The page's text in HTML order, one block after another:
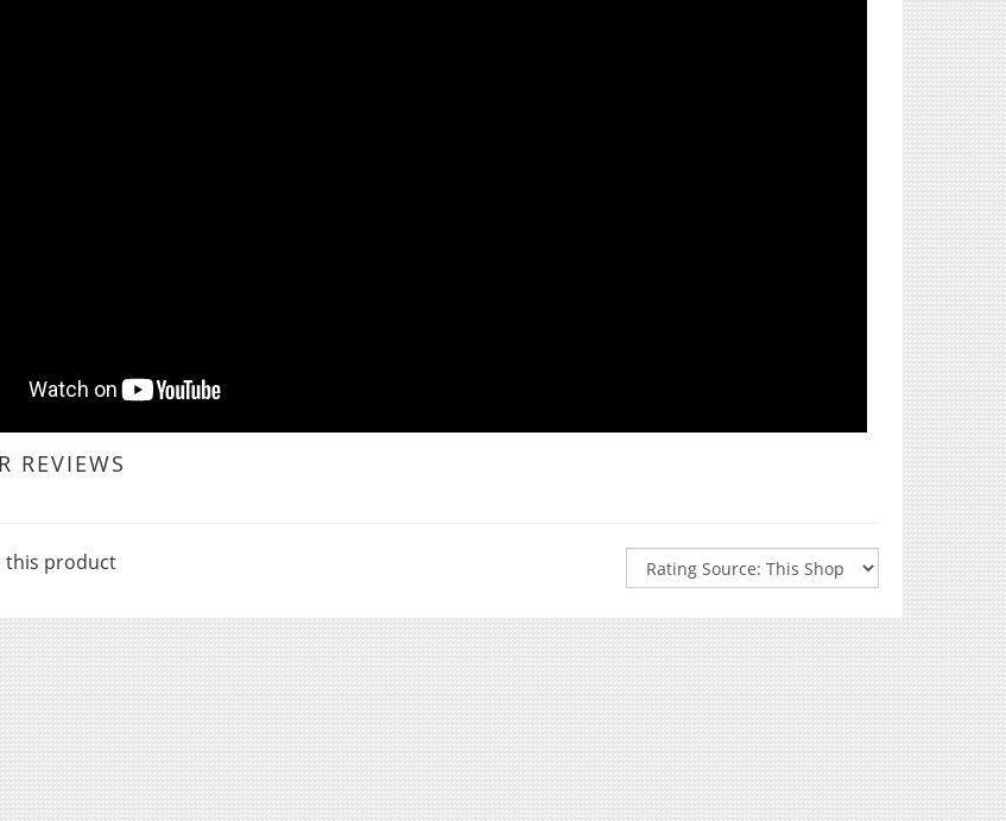
REVIEWS
this product